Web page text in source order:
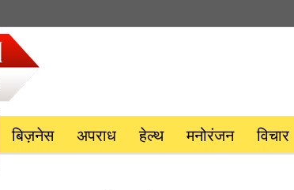
बिज़नेस अपराध हेल्थ मनोरंजन विचार